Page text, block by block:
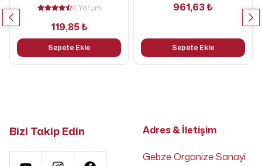
4 Yorum
119,85 ₺
Sepete Ekle
961,63 ₺
Sepete Ekle
Bizi Takip Edin Adres & İletişim
Gebze Organize Sanayi